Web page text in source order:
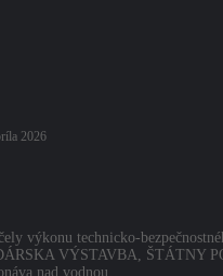
2026
výkonu technicko-
VÝSTAVBA, ŠTÁTNY
nad vodnou…